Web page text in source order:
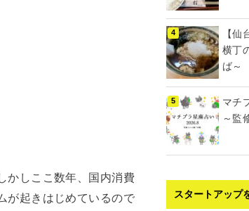
かしここ数年、国内消費
が起きはじめているので
【仙
横丁
ば～
マチ
～監
スタートアップ